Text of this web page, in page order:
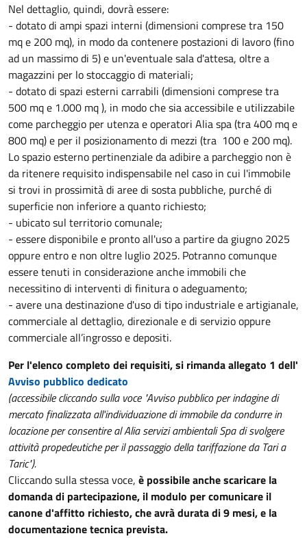
Nel dettaglio, quindi, dovrà essere:
- dotato di ampi spazi interni (dimensioni comprese tra 150
mq e 200 mq), in modo da contenere postazioni di lavoro (fino
ad un massimo di 5) e un'eventuale sala d'attesa, oltre a
magazzini per lo stoccaggio di materiali;
- dotato di spazi esterni carrabili (dimensioni comprese tra
500 mq e 1.000 mq ), in modo che sia accessibile e utilizzabile
come parcheggio per utenza e operatori Alia spa (tra 400 mq e
800 mq) e per il posizionamento di mezzi (tra 100 e 200 mq).
Lo spazio esterno pertinenziale da adibire a parcheggio non è
da ritenere requisito indispensabile nel caso in cui l'immobile
si trovi in prossimità di aree di sosta pubbliche, purché di
superficie non inferiore a quanto richiesto;
- ubicato sul territorio comunale;
- essere disponibile e pronto all'uso a partire da giugno 2025
oppure entro e non oltre luglio 2025. Potranno comunque
essere tenuti in considerazione anche immobili che
necessitino di interventi di finitura o adeguamento;
- avere una destinazione d'uso di tipo industriale e artigianale,
commerciale al dettaglio, direzionale e di servizio oppure
commerciale all’ingrosso e depositi.
Per l'elenco completo dei requisiti, si rimanda allegato 1 dell'
Avviso pubblico dedicato
(accessibile cliccando sulla voce "Avviso pubblico per indagine di
mercato finalizzata all'individuazione di immobile da condurre in
locazione per consentire al Alia servizi ambientali Spa di svolgere
attività propedeutiche per il passaggio della tariffazione da Tari a
Taric").
Cliccando sulla stessa voce, è possibile anche scaricare la
domanda di partecipazione, il modulo per comunicare il
canone d'affitto richiesto, che avrà durata di 9 mesi, e la
documentazione tecnica prevista.